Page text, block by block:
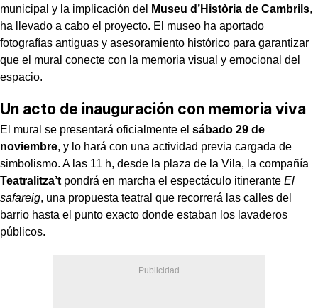
municipal y la implicación del
Museu d’Història de Cambrils,
ha llevado a cabo el proyecto. El museo ha aportado
fotografías antiguas y asesoramiento histórico para garantizar
que el mural conecte con la memoria visual y emocional del
espacio.
Un acto de inauguración con memoria viva
El mural se presentará oficialmente el sábado 29 de
noviembre, y lo hará con una actividad previa cargada de
simbolismo. A las 11 h, desde la plaza de la Vila, la compañía
Teatralitza’t pondrá en marcha el espectáculo itinerante El
safareig, una propuesta teatral que recorrerá las calles del
barrio hasta el punto exacto donde estaban los lavaderos
públicos.